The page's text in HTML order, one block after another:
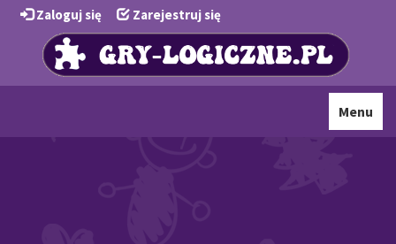
Zaloguj się Zarejestruj się
Toggle
Menu